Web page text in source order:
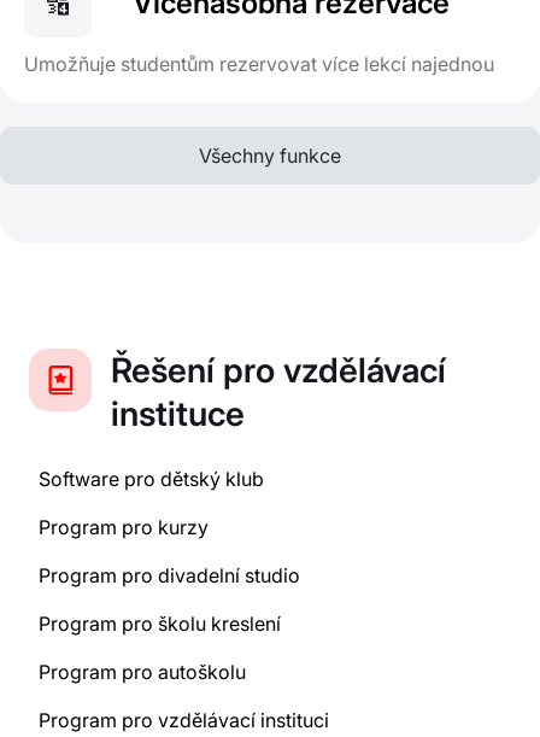
Umožňuje studentům rezervovat více lekcí najednou
Všechny funkce
Řešení pro vzdělávací
instituce
Software pro dětský klub
Program pro kurzy
Program pro divadelní studio
Program pro školu kreslení
Program pro autoškolu
Program pro vzdělávací instituci